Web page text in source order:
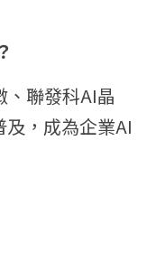
聯發科AI晶
及，成為企業AI